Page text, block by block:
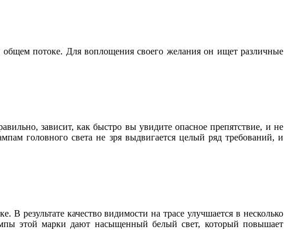
общем потоке. Для воплощения своего желания он ищет различные
зависит, как быстро вы увидите опасное препятствие, и не
головного света не зря выдвигается целый ряд требований, и
качество видимости на трасе улучшается в несколько
этой марки дают насыщенный белый свет, который повышает